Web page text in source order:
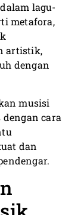
lagu-
metafora,
artistik,
dengan
musisi
cara
dan